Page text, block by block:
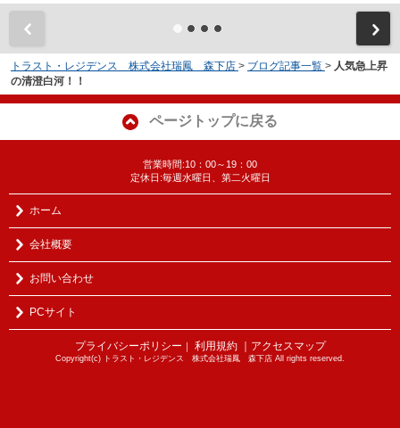
トラスト・レジデンス 株式会社瑞鳳 森下店 > ブログ記事一覧 > 人気急上昇
の清澄白河！！
ページトップに戻る
営業時間:10：00～19：00
定休日:毎週水曜日、第二火曜日
ホーム
会社概要
お問い合わせ
PCサイト
プライバシーポリシー ｜ 利用規約 ｜アクセスマップ
Copyright(c) トラスト・レジデンス 株式会社瑞鳳 森下店 All rights reserved.